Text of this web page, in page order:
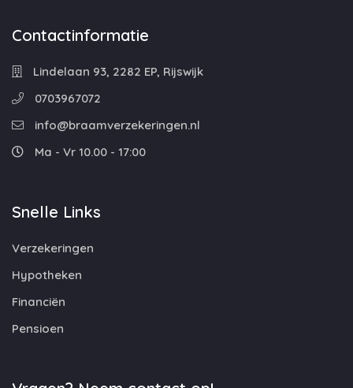
Contactinformatie
Lindelaan 93, 2282 EP, Rijswijk
0703967072
info@braamverzekeringen.nl
Ma - Vr 10.00 - 17:00
Snelle Links
Verzekeringen
Hypotheken
Financiën
Pensioen